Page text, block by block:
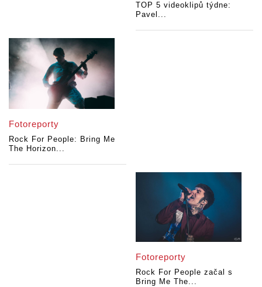
TOP 5 videoklipů týdne:
Pavel...
Fotoreporty
Rock For People: Bring Me
The Horizon...
Fotoreporty
Rock For People začal s
Bring Me The...